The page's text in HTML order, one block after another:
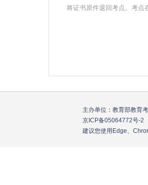
将证书原件退回考点。考点
主办单位：教育部教
京ICP备05064772号-2
建议您使用Edge、